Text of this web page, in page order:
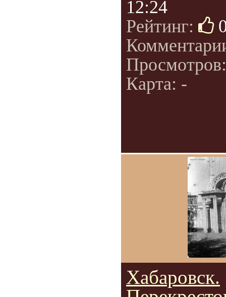
12:24
Рейтинг:
Карта: -
Хабаровск.